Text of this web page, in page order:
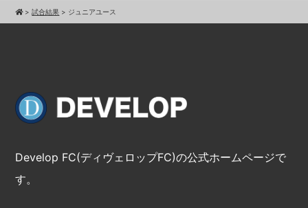
>試合結果 > ジュニアユース
Develop FC(ディヴェロップFC)の公式ホームページで
す。